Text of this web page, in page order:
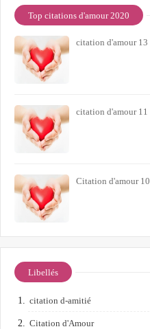
Top citations d'amour 2020
citation d'amour 13
citation d'amour 11
Citation d'amour 10
Libellés
citation d-amitié
Citation d'Amour